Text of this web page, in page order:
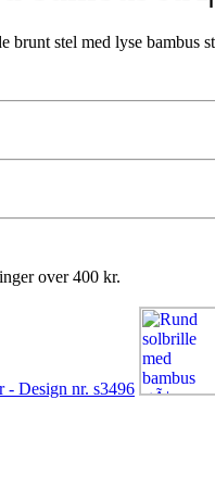
stel med lyse bambus
over 400 kr.